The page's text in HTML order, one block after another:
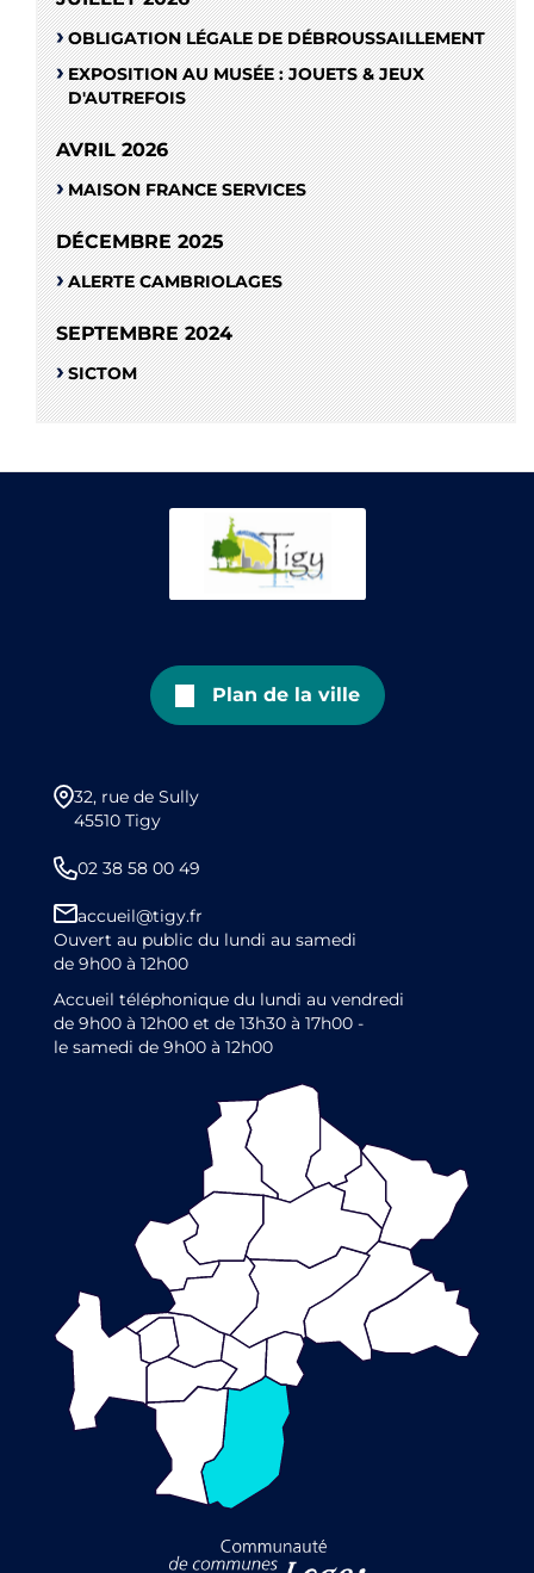
OBLIGATION LÉGALE DE DÉBROUSSAILLEMENT
EXPOSITION AU MUSÉE : JOUETS & JEUX
D'AUTREFOIS
AVRIL 2026
MAISON FRANCE SERVICES
DÉCEMBRE 2025
ALERTE CAMBRIOLAGES
SEPTEMBRE 2024
SICTOM
Plan de la ville
32, rue de Sully
45510 Tigy
02 38 58 00 49
accueil@tigy.fr
Ouvert au public du lundi au samedi
de 9h00 à 12h00
Accueil téléphonique du lundi au vendredi
de 9h00 à 12h00 et de 13h30 à 17h00 -
le samedi de 9h00 à 12h00